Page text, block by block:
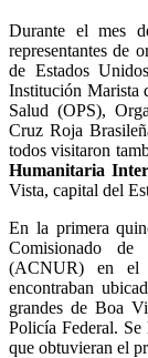
Durante el mes
representantes de
de Estados
Institución Marista
Salud (OPS),
Cruz Roja
todos visitaron
Humanitaria
Vista, capital del
En la primera
Comisionado
(ACNUR) en el
encontraban
grandes de Boa
Policía Federal. Se
que obtuvieran el